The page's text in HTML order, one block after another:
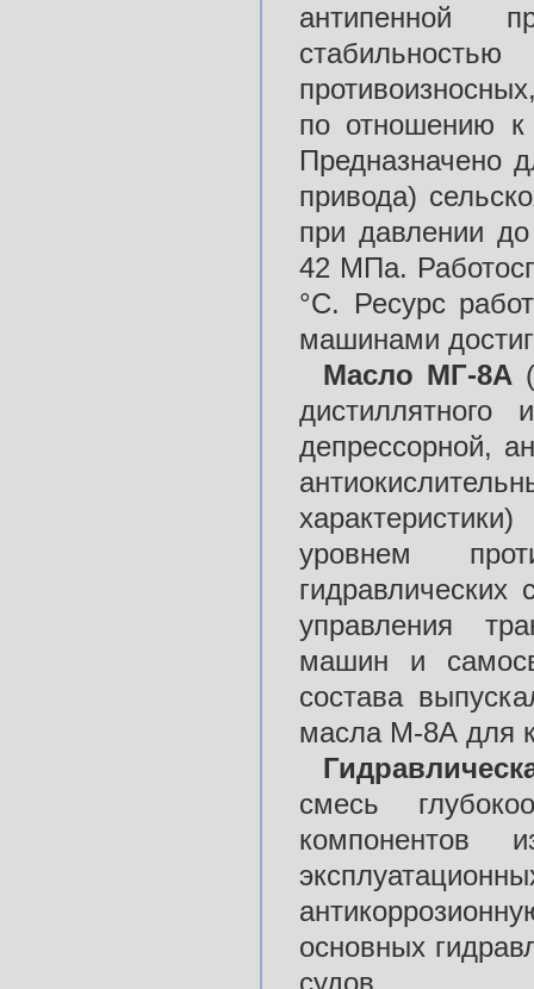
антипенной
по отношению к
Предназначено
привода)
при давлении
42 МПа.
°С. Ресурс
машинами
Масло МГ-8А
дистиллятного
депрессорной,
уровнем
гидравлических
управления
машин и
состава
масла М-8А для
смесь
компонентов
основных
судов.